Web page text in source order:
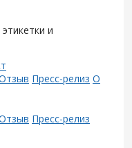
и
Пресс-релиз О
Пресс-релиз